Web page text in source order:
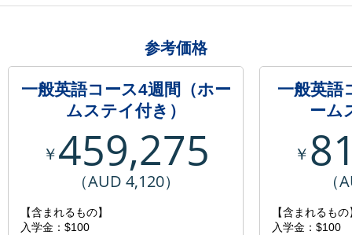
参考価格
一般英語コース4週間（ホー
ムステイ付き）
￥459,275
（AUD 4,120）
【含まれるもの】
入学金：$100
一般英語
ーム
￥
（
【含まれるもの
入学金：$100